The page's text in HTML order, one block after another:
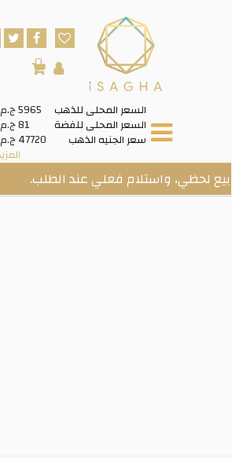
السعر المحلى للذهب 5965 ج.م
السعر المحلى للفضة 81 ج.م
سعر الجنيه الذهب 47720 ج.م
0
واستلام فعلي عند الطلب.